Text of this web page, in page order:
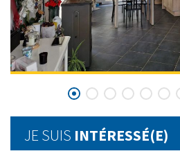
JE SUIS INTÉRESSÉ(E)